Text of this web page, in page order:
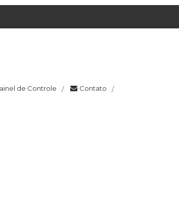
de Controle / Contato /